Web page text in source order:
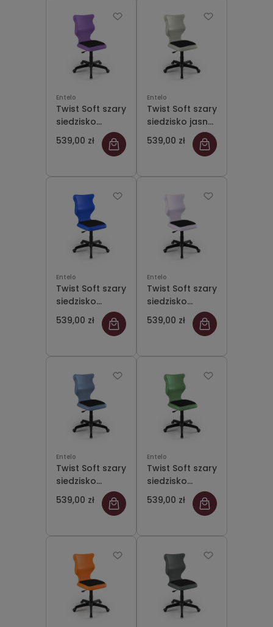
Entelo
Twist Soft szary
siedzisko
fioletowe
rozmiar 4 WK+P
podłokietników
539,00 zł
Entelo
Twist Soft szary
siedzisko jasne
szare rozmiar 4
WK+P - bez
podłokietników
- stopki
539,00 zł
Entelo
Twist Soft szary
siedzisko
niebieskie
rozmiar 4 WK+P
podłokietników
539,00 zł
Entelo
Twist Soft szary
siedzisko
pastelowe
fioletowe
rozmiar 4 WK+P
- bez
- stopki
539,00 zł
Entelo
Twist Soft szary
siedzisko
pastelowe
niebieskie
rozmiar 4 WK+P
- bez
- stopki
539,00 zł
Entelo
Twist Soft szary
siedzisko
pastelowe
zielone rozmiar
4 WK+P - bez
podłokietników
539,00 zł